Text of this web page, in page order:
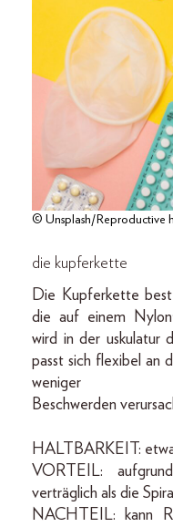
© Unsplash/Reproductive
die kupferkette
Die Kupferkette
die auf einem
wird in der uskulatur
passt sich flexibel an
weniger
Beschwerden
HALTBARKEIT:
VORTEIL:
verträglich als die
NACHTEIL: kann